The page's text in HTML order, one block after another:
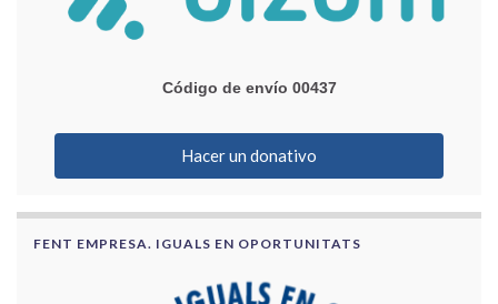
Código de envío 00437
Hacer un donativo
FENT EMPRESA. IGUALS EN OPORTUNITATS